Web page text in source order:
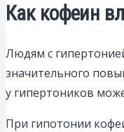
Как кофеин
Людям с
значительного
у гипертоников
При гипотонии